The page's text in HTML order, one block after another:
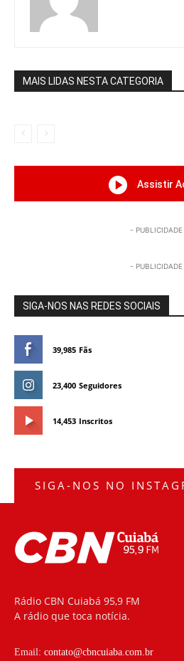
MAIS LIDAS NESTA CATEGORIA
Assistir
-
-
SIGA-NOS NAS REDES SOCIAIS
39,985 Fãs
23,400 Seguidores
14,453 Inscritos
SIGA-NOS NO
Rádio CBN Cuiabá 95,9 FM
A rádio que toca notícia.
Email: contato@cbncuiaba.com.br